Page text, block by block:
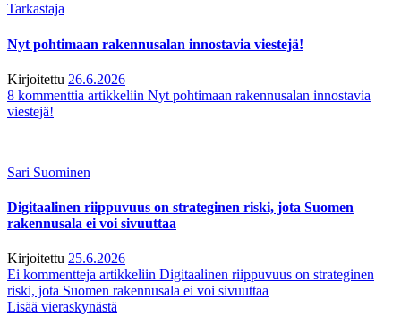
Tarkastaja
Nyt pohtimaan rakennusalan innostavia viestejä!
Kirjoitettu 26.6.2026
8 kommenttia artikkeliin Nyt pohtimaan rakennusalan innostavia
viestejä!
Sari Suominen
Digitaalinen riippuvuus on strateginen riski, jota Suomen
rakennusala ei voi sivuuttaa
Kirjoitettu 25.6.2026
Ei kommentteja artikkeliin Digitaalinen riippuvuus on strateginen
riski, jota Suomen rakennusala ei voi sivuuttaa
Lisää vieraskynästä